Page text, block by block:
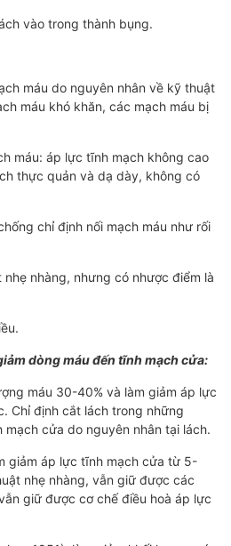
vào trong thành bụng.
máu do nguyên nhân về kỹ thuật
máu khó khăn, các mạch máu bị
máu: áp lực tĩnh mạch không cao
thực quản và dạ dày, không có
chỉ định nối mạch máu như rối
nhẹ nhàng, nhưng có nhược điểm là
dòng máu đến tĩnh mạch cửa:
máu 30-40% và làm giảm áp lực
Chỉ định cắt lách trong những
cửa do nguyên nhân tại lách.
giảm áp lực tĩnh mạch cửa từ 5-
nhẹ nhàng, vẫn giữ được các
giữ được cơ chế điều hoà áp lực